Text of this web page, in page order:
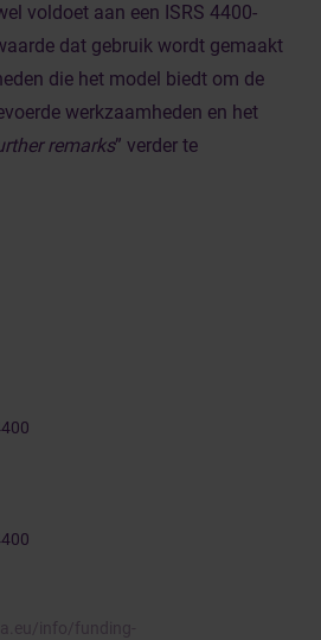
voldoet aan een ISRS 4400-
dat gebruik wordt gemaakt
die het model biedt om de
werkzaamheden en het
remarks” verder te
info/funding-